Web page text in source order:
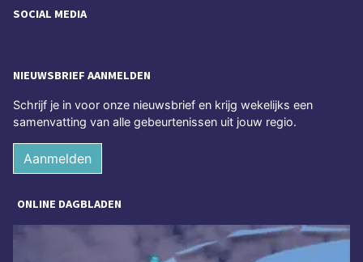
SOCIAL MEDIA
NIEUWSBRIEF AANMELDEN
Schrijf je in voor onze nieuwsbrief en krijg wekelijks een
samenvatting van alle gebeurtenissen uit jouw regio.
Aanmelden
ONLINE DAGBLADEN